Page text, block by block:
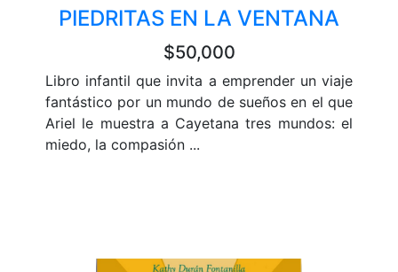
PIEDRITAS EN LA VENTANA
$50,000
Libro infantil que invita a emprender un viaje
fantástico por un mundo de sueños en el que
Ariel le muestra a Cayetana tres mundos: el
miedo, la compasión ...